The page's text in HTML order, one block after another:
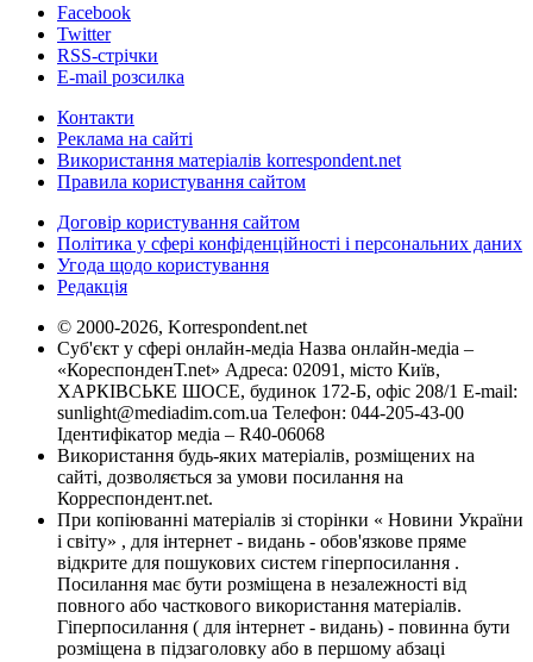
Facebook
Twitter
RSS-стрічки
E-mail розсилка
Контакти
Реклама на сайті
Використання матеріалів korrespondent.net
Правила користування сайтом
Договір користування сайтом
Політика у сфері конфіденційності і персональних даних
Угода щодо користування
Редакція
© 2000-2026, Korrespondent.net
Суб'єкт у сфері онлайн-медіа Назва онлайн-медіа –
«КореспонденТ.net» Адреса: 02091, місто Київ,
ХАРКІВСЬКЕ ШОСЕ, будинок 172-Б, офіс 208/1 E-mail:
sunlight@mediadim.com.ua Телефон: 044-205-43-00
Ідентифікатор медіа – R40-06068
Використання будь-яких матеріалів, розміщених на
сайті, дозволяється за умови посилання на
Корреспондент.net.
При копіюванні матеріалів зі сторінки « Новини України
і світу» , для інтернет - видань - обов'язкове пряме
відкрите для пошукових систем гіперпосилання .
Посилання має бути розміщена в незалежності від
повного або часткового використання матеріалів.
Гіперпосилання ( для інтернет - видань) - повинна бути
розміщена в підзаголовку або в першому абзаці